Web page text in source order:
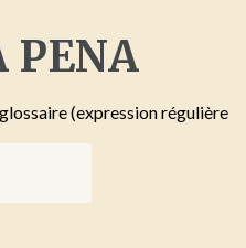
PENA
(expression régulière